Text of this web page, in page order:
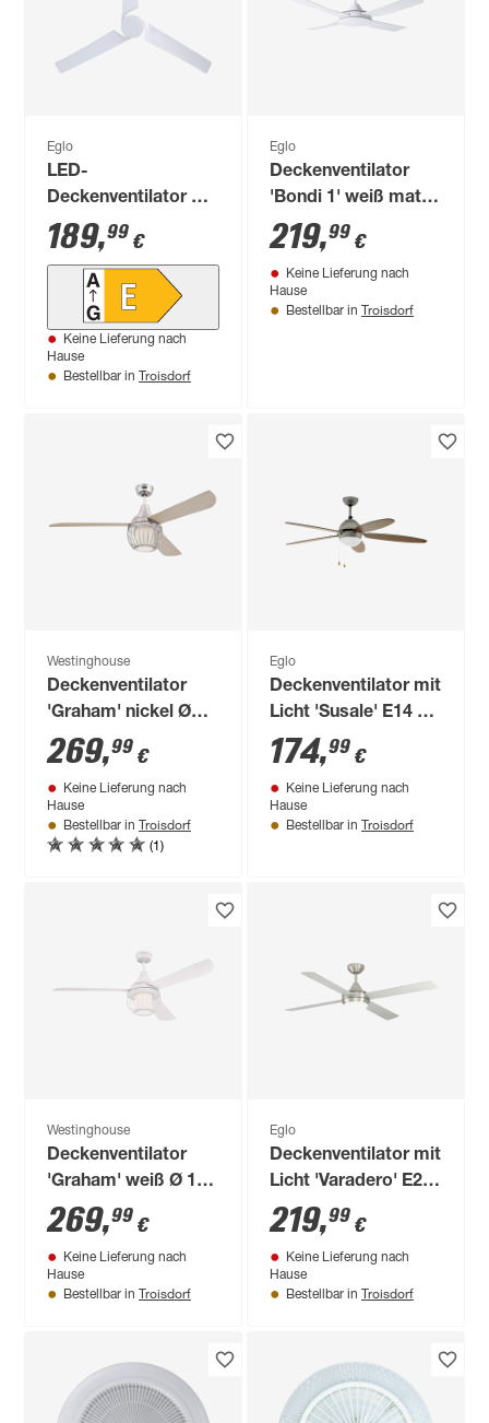
Eglo
LED-
Deckenventilator mit
Beleuchtung 'Orcutt'
dimmbar 16,5 W
2300 lm warmweiß
bis tageslichtweiß Ø
132 x 45,5 cm
189,99 €
Keine Lieferung nach
Hause
Bestellbar in Troisdorf
Eglo
Deckenventilator
'Bondi 1' weiß matt
Ø 122 cm
219,99 €
Keine Lieferung nach
Hause
Bestellbar in Troisdorf
Westinghouse
Deckenventilator
'Graham' nickel Ø
132 cm
269,99 €
Keine Lieferung nach
Hause
Bestellbar in Troisdorf
(1)
Eglo
Deckenventilator mit
Licht 'Susale' E14 Ø
132 cm
174,99 €
Keine Lieferung nach
Hause
Bestellbar in Troisdorf
Westinghouse
Deckenventilator
'Graham' weiß Ø 132
cm
269,99 €
Keine Lieferung nach
Hause
Bestellbar in Troisdorf
Eglo
Deckenventilator mit
Licht 'Varadero' E27
Ø 122 cm
219,99 €
Keine Lieferung nach
Hause
Bestellbar in Troisdorf